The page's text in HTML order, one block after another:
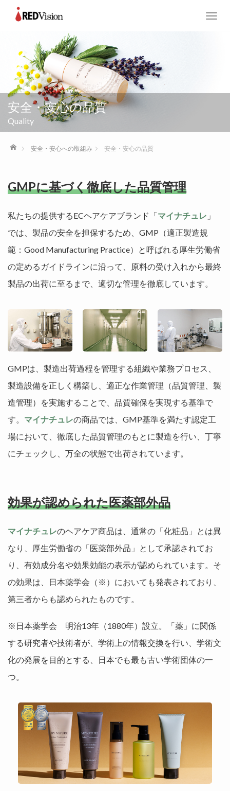
T
a
g
安全・安心の品質
Quality
ホーム 安全・安心への取組み 安全・安心の品質
GMPに基づく徹底した品質管理
私たちの提供するECヘアケアブランド「マイナチュレ 」
では、製品の安全を担保するため、GMP（適正製造規
範：Good Manufacturing Practice）と呼ばれる厚生労働省
の定めるガイドラインに沿って、原料の受け入れから最終
製品の出荷に至るまで、適切な管理を徹底しています。
GMPは、製造出荷過程を管理する組織や業務プロセス、
製造設備を正しく構築し、適正な作業管理（品質管理、製
造管理）を実施することで、品質確保を実現する基準で
す。 マイナチュレの商品では、GMP基準を満たす認定工
場において、徹底した品質管理のもとに製造を行い、丁寧
にチェックし、万全の状態で出荷されています。
効果が認められた医薬部外品
マイナチュレのヘアケア商品は、通常の「化粧品」とは異
なり、厚生労働省の「医薬部外品」として承認されてお
り、有効成分名や効果効能の表示が認められています。そ
の効果は、日本薬学会（※）においても発表されており、
第三者からも認められたものです。
※日本薬学会 明治13年（1880年）設立。「薬」に関係
する研究者や技術者が、学術上の情報交換を行い、学術文
化の発展を目的とする、日本でも最も古い学術団体の一
つ。